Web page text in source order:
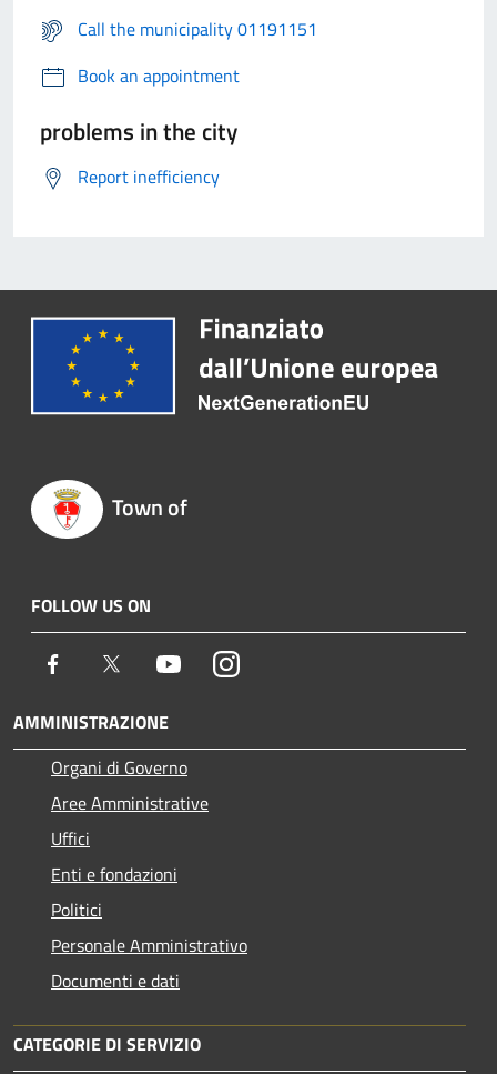
Call the municipality 01191151
Book an appointment
problems in the city
Report inefficiency
Town of
FOLLOW US ON
Facebook Twitter YoutubeInstagram
AMMINISTRAZIONE
Organi di Governo
Aree Amministrative
Uffici
Enti e fondazioni
Politici
Personale Amministrativo
Documenti e dati
CATEGORIE DI SERVIZIO